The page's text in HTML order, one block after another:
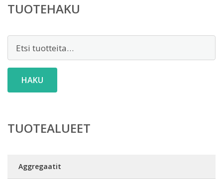
TUOTEHAKU
HAKU
TUOTEALUEET
Aggregaatit